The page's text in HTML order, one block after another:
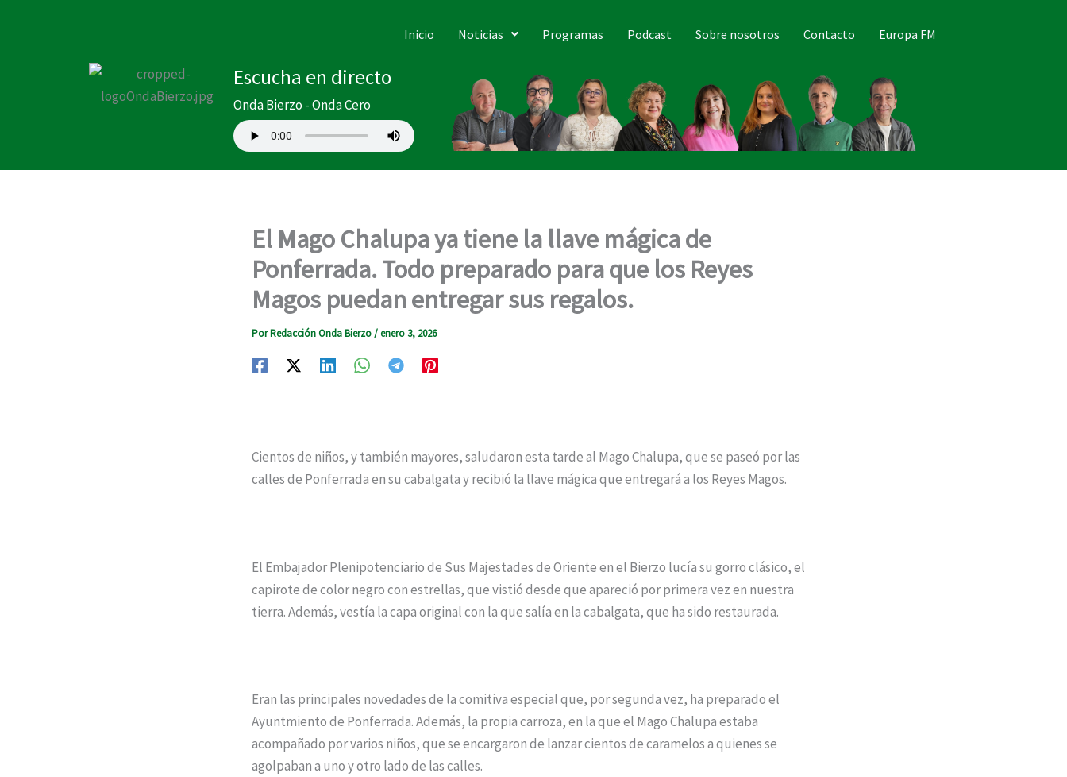
Inicio Noticias Programas Podcast Sobre nosotros Contacto Europa FM
Escucha en directo
Onda Bierzo - Onda Cero
El Mago Chalupa ya tiene la llave mágica de
Ponferrada. Todo preparado para que los Reyes
Magos puedan entregar sus regalos.
PorRedacción Onda Bierzo/enero 3, 2026
Cientos de niños, y también mayores, saludaron esta tarde al Mago Chalupa, que se paseó por las
calles de Ponferrada en su cabalgata y recibió la llave mágica que entregará a los Reyes Magos.
El Embajador Plenipotenciario de Sus Majestades de Oriente en el Bierzo lucía su gorro clásico, el
capirote de color negro con estrellas, que vistió desde que apareció por primera vez en nuestra
tierra. Además, vestía la capa original con la que salía en la cabalgata, que ha sido restaurada.
Eran las principales novedades de la comitiva especial que, por segunda vez, ha preparado el
Ayuntmiento de Ponferrada. Además, la propia carroza, en la que el Mago Chalupa estaba
acompañado por varios niños, que se encargaron de lanzar cientos de caramelos a quienes se
agolpaban a uno y otro lado de las calles.